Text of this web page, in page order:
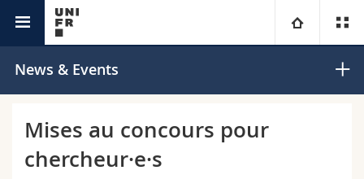
Université
Campus
Théologie
Vous êtes
News & Events
Mises au concours pour
chercheur·e·s